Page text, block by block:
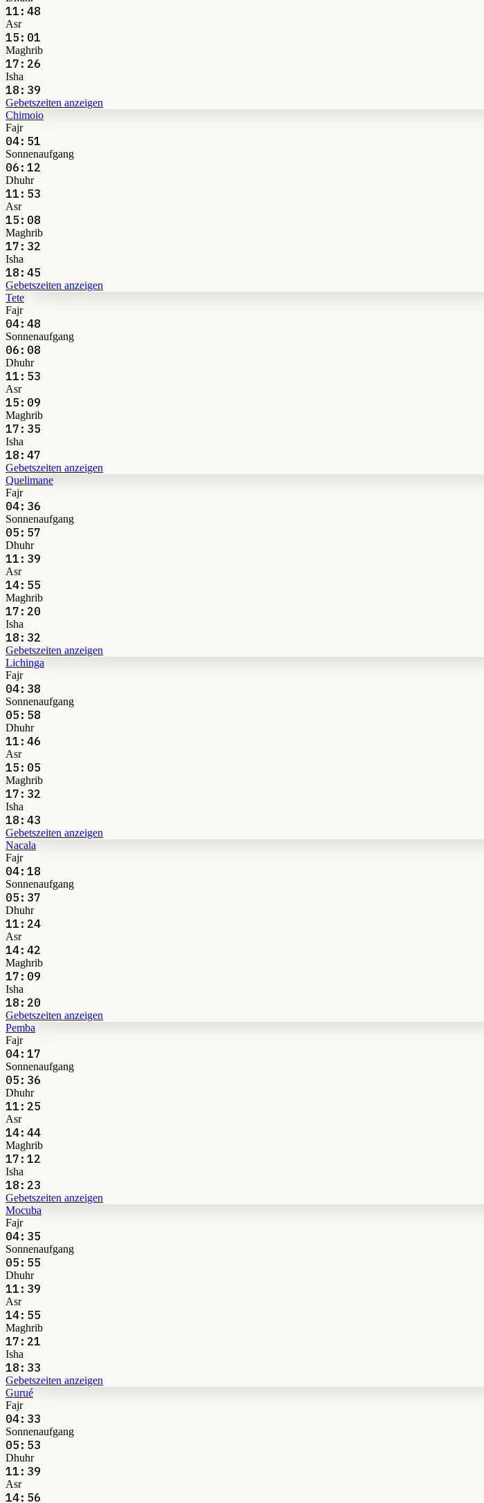
11:48
Asr
15:01
Maghrib
17:26
Isha
18:39
Gebetszeiten anzeigen
Chimoio
Fajr
04:51
Sonnenaufgang
06:12
Dhuhr
11:53
Asr
15:08
Maghrib
17:32
Isha
18:45
Gebetszeiten anzeigen
Tete
Fajr
04:48
Sonnenaufgang
06:08
Dhuhr
11:53
Asr
15:09
Maghrib
17:35
Isha
18:47
Gebetszeiten anzeigen
Quelimane
Fajr
04:36
Sonnenaufgang
05:57
Dhuhr
11:39
Asr
14:55
Maghrib
17:20
Isha
18:32
Gebetszeiten anzeigen
Lichinga
Fajr
04:38
Sonnenaufgang
05:58
Dhuhr
11:46
Asr
15:05
Maghrib
17:32
Isha
18:43
Gebetszeiten anzeigen
Nacala
Fajr
04:18
Sonnenaufgang
05:37
Dhuhr
11:24
Asr
14:42
Maghrib
17:09
Isha
18:20
Gebetszeiten anzeigen
Pemba
Fajr
04:17
Sonnenaufgang
05:36
Dhuhr
11:25
Asr
14:44
Maghrib
17:12
Isha
18:23
Gebetszeiten anzeigen
Mocuba
Fajr
04:35
Sonnenaufgang
05:55
Dhuhr
11:39
Asr
14:55
Maghrib
17:21
Isha
18:33
Gebetszeiten anzeigen
Gurué
Fajr
04:33
Sonnenaufgang
05:53
Dhuhr
11:39
Asr
14:56